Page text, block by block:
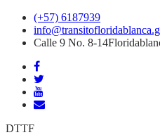
(+57) 6187939
Calle 9 No. 8-
DTTF